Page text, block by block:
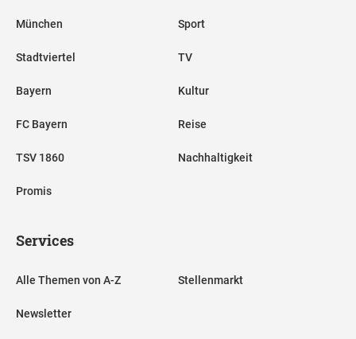
München
Stadtviertel
Bayern
FC Bayern
TSV 1860
Promis
Sport
TV
Kultur
Reise
Nachhaltigkeit
Services
Alle Themen von A-Z
Newsletter
Stellenmarkt